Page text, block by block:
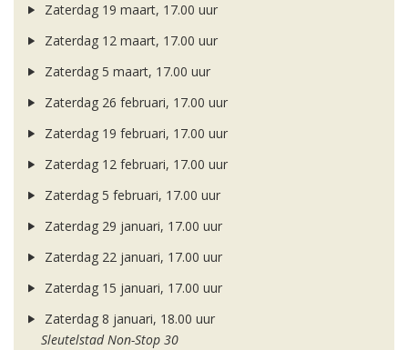
Zaterdag 19 maart, 17.00 uur
Zaterdag 12 maart, 17.00 uur
Zaterdag 5 maart, 17.00 uur
Zaterdag 26 februari, 17.00 uur
Zaterdag 19 februari, 17.00 uur
Zaterdag 12 februari, 17.00 uur
Zaterdag 5 februari, 17.00 uur
Zaterdag 29 januari, 17.00 uur
Zaterdag 22 januari, 17.00 uur
Zaterdag 15 januari, 17.00 uur
Zaterdag 8 januari, 18.00 uur
Sleutelstad Non-Stop 30